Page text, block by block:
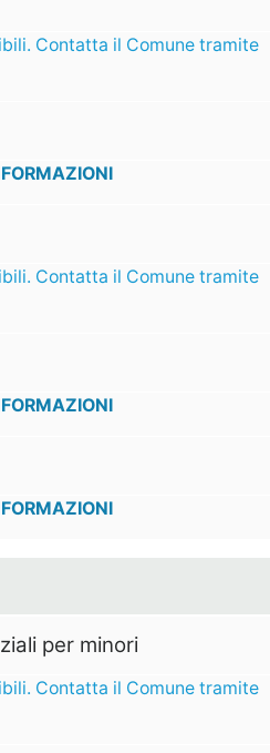
Contatta il Comune tramite
Contatta il Comune tramite
per minori
Contatta il Comune tramite